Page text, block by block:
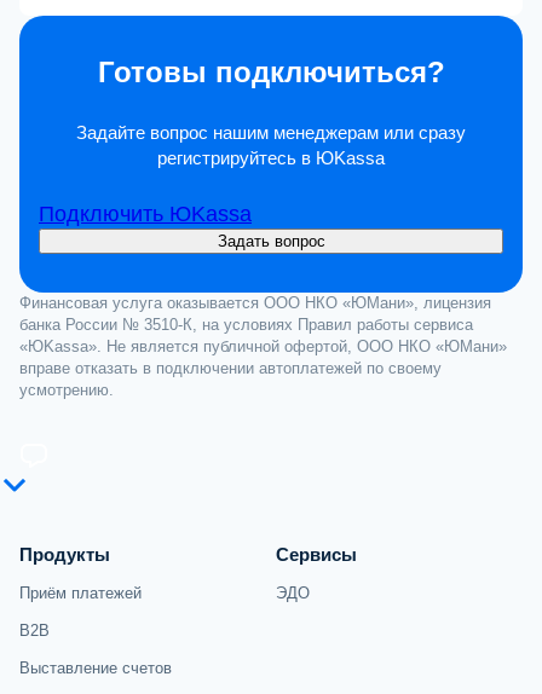
Готовы подключиться?
Задайте вопрос нашим менеджерам или сразу
регистрируйтесь в ЮKassa
Подключить ЮKassa
Задать вопрос
Финансовая услуга оказывается ООО НКО «ЮМани», лицензия
банка России № 3510-К, на условиях Правил работы сервиса
«ЮKassa». Не является публичной офертой, ООО НКО «ЮМани»
вправе отказать в подключении автоплатежей по своему
усмотрению.
Продукты
Приём платежей
B2B
Выставление счетов
Сервисы
ЭДО